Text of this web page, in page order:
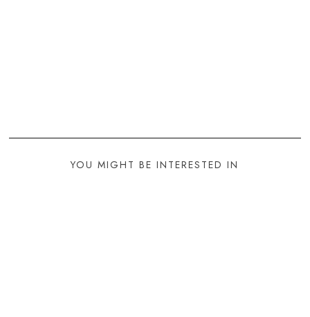
YOU MIGHT BE INTERESTED IN